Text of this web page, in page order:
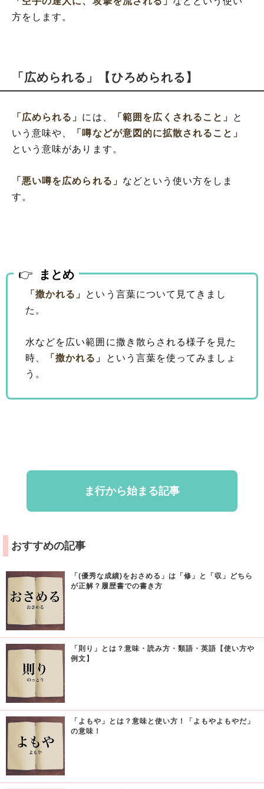
方をします。
「広められる」【ひろめられる】
「広められる」 には、 「範囲を広くされること」 と
いう意味や、
「噂などが意図的に拡散されること」
という意味があります。
「悪い噂を広められる」 などという使い方をしま
す。
まとめ
「撒かれる」 という言葉について見てきまし
た。
水などを広い範囲に撒き散らされる様子を見た
時、
「撒かれる」
という言葉を使ってみましょ
う。
ま行から始まる記事
おすすめの記事
「(優秀な成績)をおさめる」は「修」と「収」どちら
が正解？履歴書での書き方
「則り」とは？意味・読み方・類語・英語【使い方や
例文】
「よもや」とは？意味と使い方！「よもやよもやだ」
の意味！